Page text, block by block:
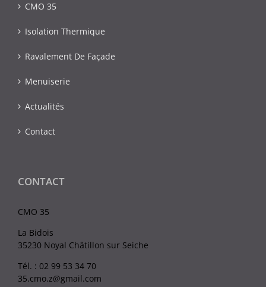
CMO 35
Isolation Thermique
Ravalement De Façade
Menuiserie
Actualités
Contact
CONTACT
CMO 35
La Bidois
35230 Noyal Châtillon sur Seiche
Tél. : 02 99 53 34 70
35.cmo.z@gmail.com